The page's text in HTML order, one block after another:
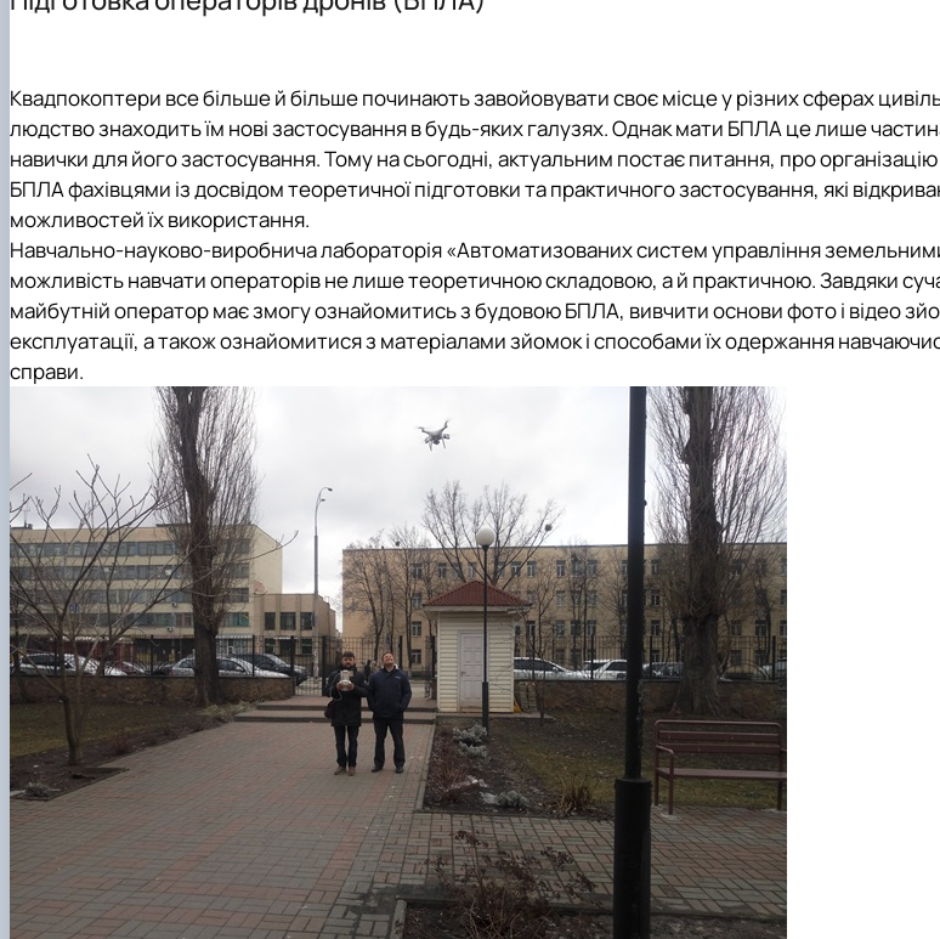
Культурно-виховна робота
Навчальні лабораторії
Графік проведення консультацій
Квадпокоптери все більше й більше починають завойовувати своє місце у різних сферах
людство знаходить їм нові застосування в будь-яких галузях. Однак мати БПЛА це лише
навички для його застосування. Тому на сьогодні, актуальним постає питання, про
БПЛА фахівцями із досвідом теоретичної підготовки та практичного застосування, які
можливостей їх використання.
Навчально-науково-виробнича лабораторія «Автоматизованих систем управління
можливість навчати операторів не лише теоретичною складовою, а й практичною. Завдяки
майбутній оператор має змогу ознайомитись з будовою БПЛА, вивчити основи фото і відео
експлуатації, а також ознайомитися з матеріалами зйомок і способами їх одержання
справи.